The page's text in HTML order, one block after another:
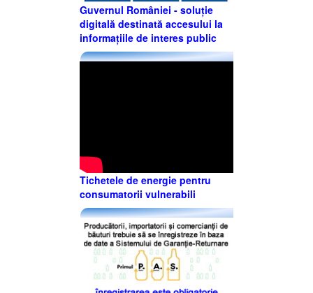
Guvernul României - soluție
digitală destinată accesului la
informațiile de interes public
Tichetele de energie pentru
consumatorii vulnerabili